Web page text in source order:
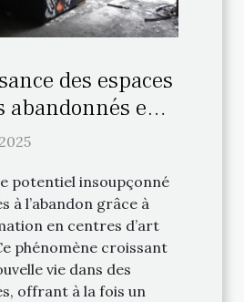
des espaces
abandonnés en
d'art
potentiel insoupçonné
à l’abandon grâce à
en centres d’art
phénomène croissant
vie dans des
offrant à la fois un